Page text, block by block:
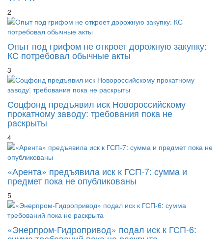
Опыт под грифом не откроет дорожную закупку:
КС потребовал обычные акты
3
Соцфонд предъявил иск Новороссийскому
прокатному заводу: требования пока не
раскрыты
4
«Арента» предъявила иск к ГСП-7: сумма и
предмет пока не опубликованы
5
«Энерпром-Гидропривод» подал иск к ГСП-6:
сумма требований пока не раскрыта
6